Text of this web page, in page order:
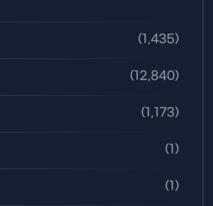
(1,435)
(12,840)
(1,173)
(1)
(1)